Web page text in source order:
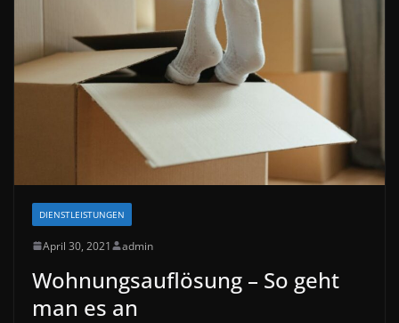
DIENSTLEISTUNGEN
April 30, 2021 admin
Wohnungsauflösung – So geht
man es an